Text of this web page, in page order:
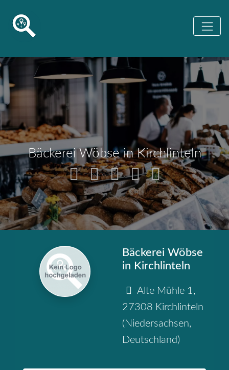
Bäckerei Wöbse in Kirchlinteln
Bäckerei Wöbse
in Kirchlinteln
Alte Mühle 1,
27308 Kirchlinteln
( Niedersachsen,
Deutschland)